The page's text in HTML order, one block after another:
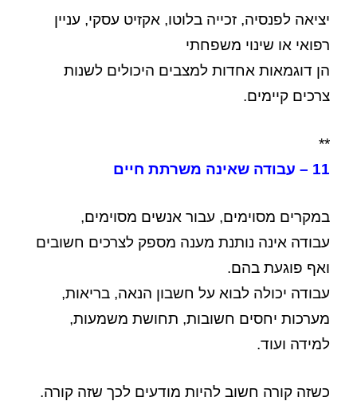
יציאה לפנסיה, זכייה בלוטו, אקזיט עסקי, עניין
רפואי או שינוי משפחתי
הן דוגמאות אחדות למצבים היכולים לשנות
צרכים קיימים.
**
11 – עבודה שאינה משרתת חיים
במקרים מסוימים, עבור אנשים מסוימים,
עבודה אינה נותנת מענה מספק לצרכים חשובים
ואף פוגעת בהם.
עבודה יכולה לבוא על חשבון הנאה, בריאות,
מערכות יחסים חשובות, תחושת משמעות,
למידה ועוד.
כשזה קורה חשוב להיות מודעים לכך שזה קורה.